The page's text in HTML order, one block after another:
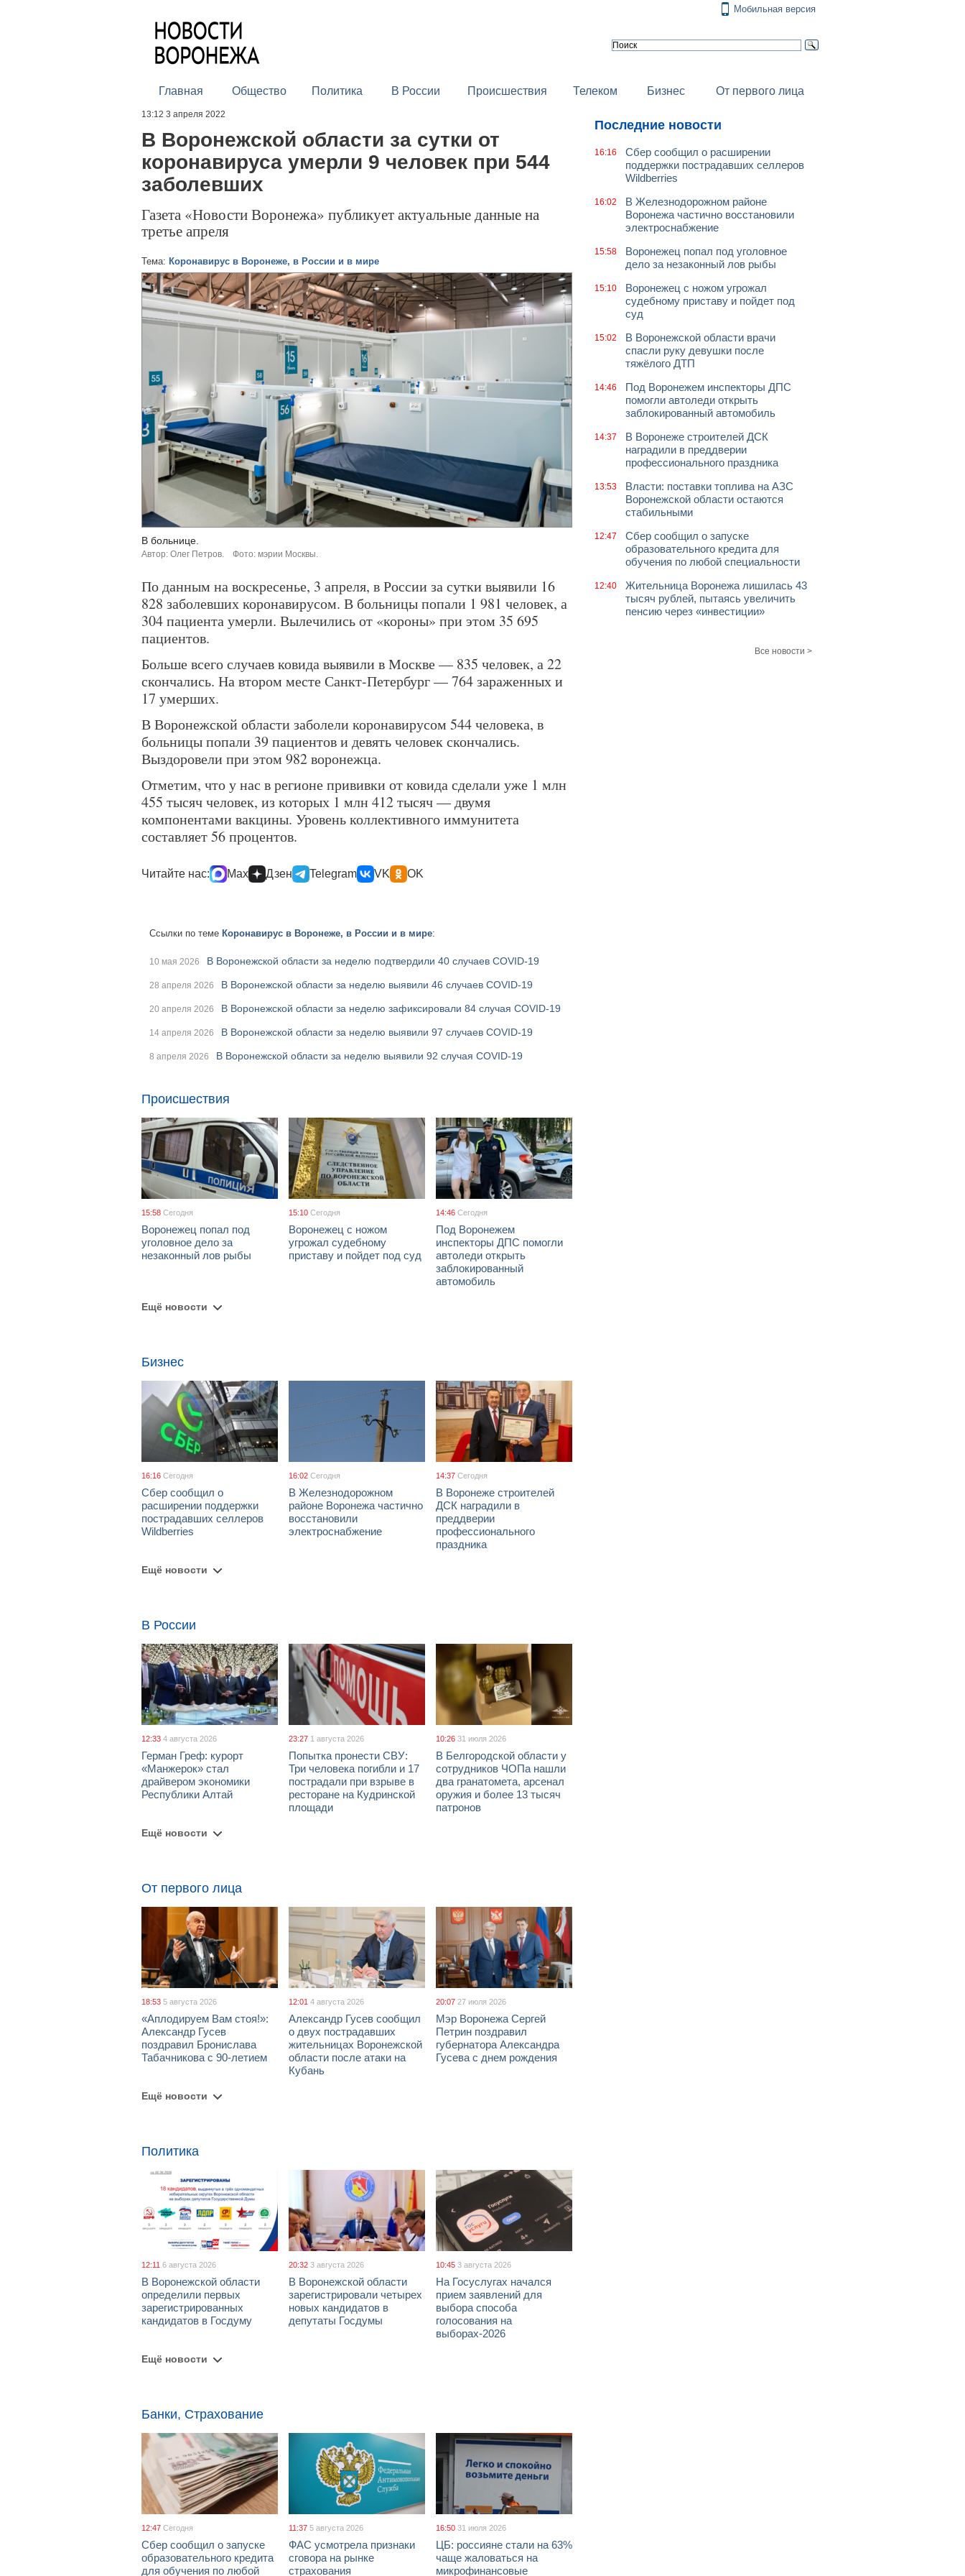
Мобильная версия
Главная Общество Политика В России Происшествия Телеком Бизнес От первого лица
13:12 3 апреля 2022
В Воронежской области за сутки от
коронавируса умерли 9 человек при 544
заболевших
Газета «Новости Воронежа» публикует актуальные данные на
третье апреля
Тема: Коронавирус в Воронеже, в России и в мире
В больнице.
Автор: Олег Петров. Фото: мэрии Москвы.
По данным на воскресенье, 3 апреля, в России за сутки выявили 16
828 заболевших коронавирусом. В больницы попали 1 981 человек, а
304 пациента умерли. Вылечились от «короны» при этом 35 695
пациентов.
Больше всего случаев ковида выявили в Москве — 835 человек, а 22
скончались. На втором месте Санкт-Петербург — 764 зараженных и
17 умерших.
В Воронежской области заболели коронавирусом 544 человека, в
больницы попали 39 пациентов и девять человек скончались.
Выздоровели при этом 982 воронежца.
Отметим, что у нас в регионе прививки от ковида сделали уже 1 млн
455 тысяч человек, из которых 1 млн 412 тысяч — двумя
компонентами вакцины. Уровень коллективного иммунитета
составляет 56 процентов.
Читайте нас: Max Дзен Telegram VK OK
Ссылки по теме Коронавирус в Воронеже, в России и в мире:
10 мая 2026 В Воронежской области за неделю подтвердили 40 случаев COVID-19
28 апреля 2026 В Воронежской области за неделю выявили 46 случаев COVID-19
20 апреля 2026 В Воронежской области за неделю зафиксировали 84 случая COVID-19
14 апреля 2026 В Воронежской области за неделю выявили 97 случаев COVID-19
8 апреля 2026 В Воронежской области за неделю выявили 92 случая COVID-19
Происшествия
15:58 Сегодня
Воронежец попал под
уголовное дело за
незаконный лов рыбы
15:10 Сегодня
Воронежец с ножом
угрожал судебному
приставу и пойдет под суд
14:46 Сегодня
Под Воронежем
инспекторы ДПС помогли
автоледи открыть
заблокированный
автомобиль
Ещё новости
Бизнес
16:16 Сегодня
Сбер сообщил о
расширении поддержки
пострадавших селлеров
Wildberries
16:02 Сегодня
В Железнодорожном
районе Воронежа частично
восстановили
электроснабжение
14:37 Сегодня
В Воронеже строителей
ДСК наградили в
преддверии
профессионального
праздника
Ещё новости
В России
12:33 4 августа 2026
Герман Греф: курорт
«Манжерок» стал
драйвером экономики
Республики Алтай
23:27 1 августа 2026
Попытка пронести СВУ:
Три человека погибли и 17
пострадали при взрыве в
ресторане на Кудринской
площади
10:26 31 июля 2026
В Белгородской области у
сотрудников ЧОПа нашли
два гранатомета, арсенал
оружия и более 13 тысяч
патронов
Ещё новости
От первого лица
18:53 5 августа 2026
«Аплодируем Вам стоя!»:
Александр Гусев
поздравил Бронислава
Табачникова с 90-летием
12:01 4 августа 2026
Александр Гусев сообщил
о двух пострадавших
жительницах Воронежской
области после атаки на
Кубань
20:07 27 июля 2026
Мэр Воронежа Сергей
Петрин поздравил
губернатора Александра
Гусева с днем рождения
Ещё новости
Политика
12:11 6 августа 2026
В Воронежской области
определили первых
зарегистрированных
кандидатов в Госдуму
20:32 3 августа 2026
В Воронежской области
зарегистрировали четырех
новых кандидатов в
депутаты Госдумы
10:45 3 августа 2026
На Госуслугах начался
прием заявлений для
выбора способа
голосования на
выборах-2026
Ещё новости
Банки, Страхование
12:47 Сегодня
Сбер сообщил о запуске
образовательного кредита
для обучения по любой
11:37 5 августа 2026
ФАС усмотрела признаки
сговора на рынке
страхования
16:50 31 июля 2026
ЦБ: россияне стали на 63%
чаще жаловаться на
микрофинансовые
Последние новости
16:16
Сбер сообщил о расширении
поддержки пострадавших селлеров
Wildberries
16:02
В Железнодорожном районе
Воронежа частично восстановили
электроснабжение
15:58
Воронежец попал под уголовное
дело за незаконный лов рыбы
15:10
Воронежец с ножом угрожал
судебному приставу и пойдет под
суд
15:02
В Воронежской области врачи
спасли руку девушки после
тяжёлого ДТП
14:46
Под Воронежем инспекторы ДПС
помогли автоледи открыть
заблокированный автомобиль
14:37
В Воронеже строителей ДСК
наградили в преддверии
профессионального праздника
13:53
Власти: поставки топлива на АЗС
Воронежской области остаются
стабильными
12:47
Сбер сообщил о запуске
образовательного кредита для
обучения по любой специальности
12:40
Жительница Воронежа лишилась 43
тысяч рублей, пытаясь увеличить
пенсию через «инвестиции»
Все новости >